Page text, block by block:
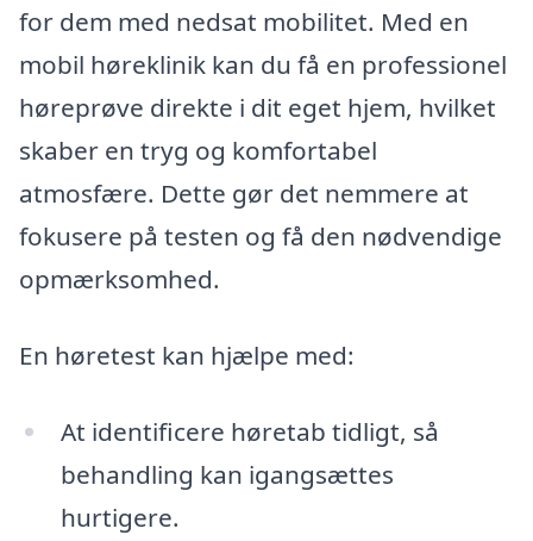
for dem med nedsat mobilitet. Med en
mobil høreklinik kan du få en professionel
høreprøve direkte i dit eget hjem, hvilket
skaber en tryg og komfortabel
atmosfære. Dette gør det nemmere at
fokusere på testen og få den nødvendige
opmærksomhed.
En høretest kan hjælpe med:
At identificere høretab tidligt, så
behandling kan igangsættes
hurtigere.